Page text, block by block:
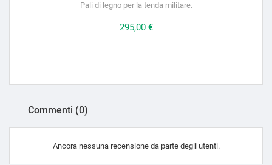
Pali di legno per la tenda militare.
Prezzo
295,00 €
Commenti (0)
Ancora nessuna recensione da parte degli utenti.